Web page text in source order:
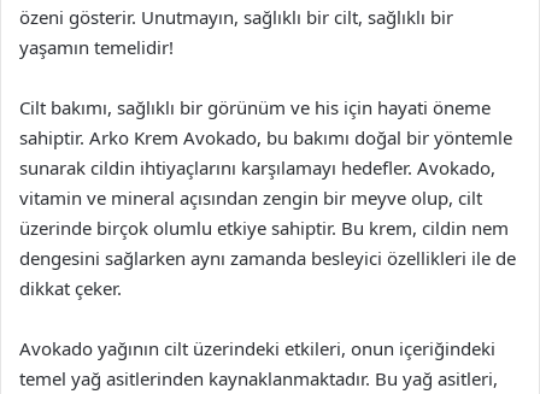
özeni gösterir. Unutmayın, sağlıklı bir cilt, sağlıklı bir
yaşamın temelidir!
Cilt bakımı, sağlıklı bir görünüm ve his için hayati öneme
sahiptir. Arko Krem Avokado, bu bakımı doğal bir yöntemle
sunarak cildin ihtiyaçlarını karşılamayı hedefler. Avokado,
vitamin ve mineral açısından zengin bir meyve olup, cilt
üzerinde birçok olumlu etkiye sahiptir. Bu krem, cildin nem
dengesini sağlarken aynı zamanda besleyici özellikleri ile de
dikkat çeker.
Avokado yağının cilt üzerindeki etkileri, onun içeriğindeki
temel yağ asitlerinden kaynaklanmaktadır. Bu yağ asitleri,